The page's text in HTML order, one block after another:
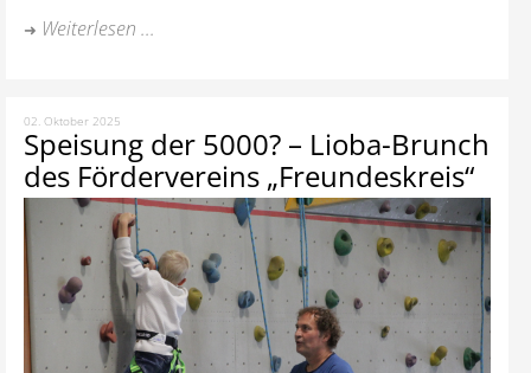
Weiterlesen ...
02. Oktober 2025
Speisung der 5000? – Lioba-Brunch
des Fördervereins „Freundeskreis“